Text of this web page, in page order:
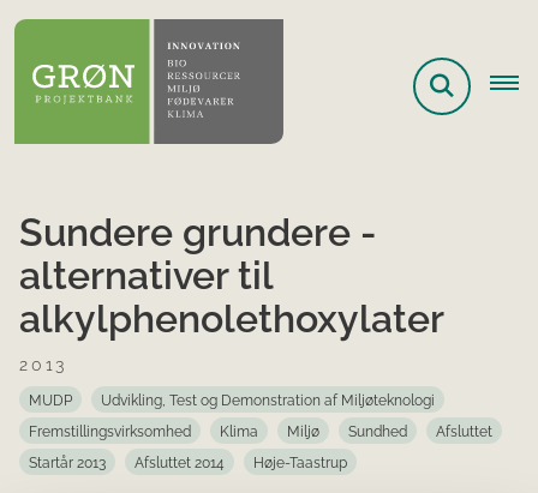
Sundere grundere -
alternativer til
alkylphenolethoxylater
2013
MUDP
Udvikling, Test og Demonstration af Miljøteknologi
Fremstillingsvirksomhed
Klima Miljø Sundhed
Afsluttet
Startår 2013
Afsluttet 2014 Høje-Taastrup